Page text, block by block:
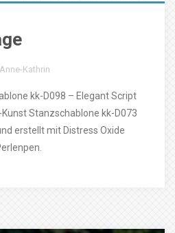
Anne-Kathrin
kk-D098 – Elegant Script
Stanzschablone kk-D073
erstellt mit Distress Oxide